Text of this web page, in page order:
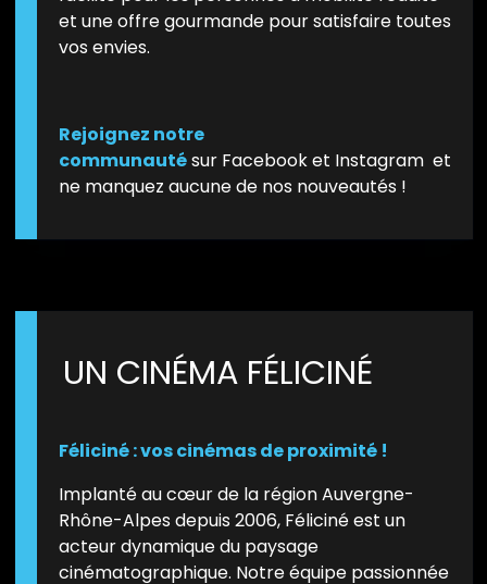
et une offre gourmande pour satisfaire toutes
vos envies.
Rejoignez notre
communautésur Facebooket Instagramet
ne manquez aucune de nos nouveautés !
UN CINÉMA FÉLICINÉ
Féliciné : vos cinémas de proximité !
Implanté au cœur de la région Auvergne-
Rhône-Alpes depuis 2006, Féliciné est un
acteur dynamique du paysage
cinématographique. Notre équipe passionnée